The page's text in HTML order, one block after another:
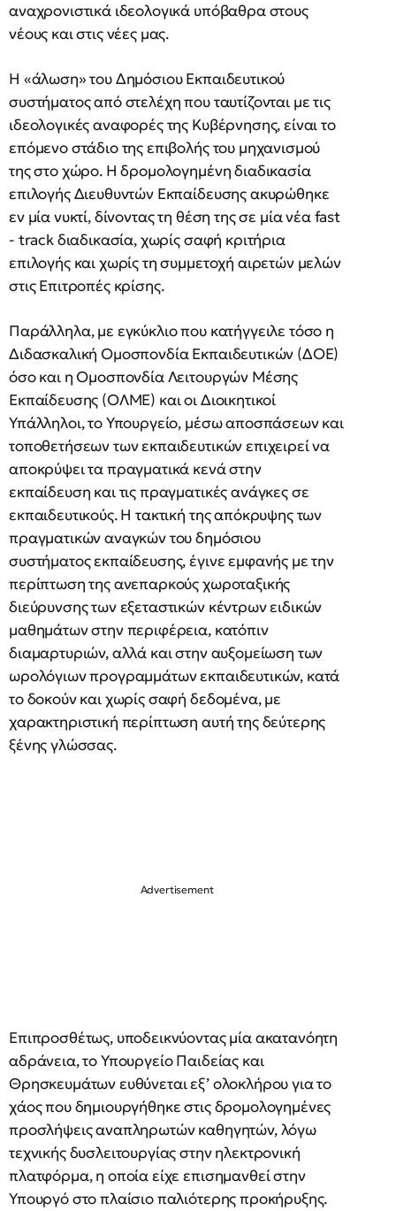
αναχρονιστικά ιδεολογικά υπόβαθρα στους
νέους και στις νέες μας.
Η «άλωση» του Δημόσιου Εκπαιδευτικού
συστήματος από στελέχη που ταυτίζονται με τις
ιδεολογικές αναφορές της Κυβέρνησης, είναι το
επόμενο στάδιο της επιβολής του μηχανισμού
της στο χώρο. Η δρομολογημένη διαδικασία
επιλογής Διευθυντών Εκπαίδευσης ακυρώθηκε
εν μία νυκτί, δίνοντας τη θέση της σε μία νέα fast
- track διαδικασία, χωρίς σαφή κριτήρια
επιλογής και χωρίς τη συμμετοχή αιρετών μελών
στις Επιτροπές κρίσης.
Παράλληλα, με εγκύκλιο που κατήγγειλε τόσο η
Διδασκαλική Ομοσπονδία Εκπαιδευτικών (ΔΟΕ)
όσο και η Ομοσπονδία Λειτουργών Μέσης
Εκπαίδευσης (ΟΛΜΕ) και οι Διοικητικοί
Υπάλληλοι, το Υπουργείο, μέσω αποσπάσεων και
τοποθετήσεων των εκπαιδευτικών επιχειρεί να
αποκρύψει τα πραγματικά κενά στην
εκπαίδευση και τις πραγματικές ανάγκες σε
εκπαιδευτικούς. Η τακτική της απόκρυψης των
πραγματικών αναγκών του δημόσιου
συστήματος εκπαίδευσης, έγινε εμφανής με την
περίπτωση της ανεπαρκούς χωροταξικής
διεύρυνσης των εξεταστικών κέντρων ειδικών
μαθημάτων στην περιφέρεια, κατόπιν
διαμαρτυριών, αλλά και στην αυξομείωση των
ωρολόγιων προγραμμάτων εκπαιδευτικών, κατά
το δοκούν και χωρίς σαφή δεδομένα, με
χαρακτηριστική περίπτωση αυτή της δεύτερης
ξένης γλώσσας.
Επιπροσθέτως, υποδεικνύοντας μία ακατανόητη
αδράνεια, το Υπουργείο Παιδείας και
Θρησκευμάτων ευθύνεται εξ’ ολοκλήρου για το
χάος που δημιουργήθηκε στις δρομολογημένες
προσλήψεις αναπληρωτών καθηγητών, λόγω
τεχνικής δυσλειτουργίας στην ηλεκτρονική
πλατφόρμα, η οποία είχε επισημανθεί στην
Υπουργό στο πλαίσιο παλιότερης προκήρυξης.